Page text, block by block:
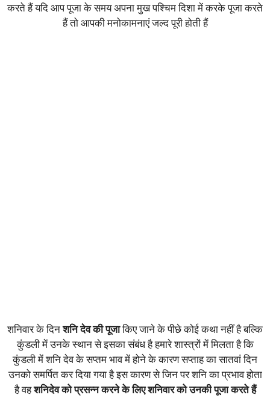
करते हैं यदि आप पूजा के समय अपना मुख पश्चिम दिशा में करके पूजा करते
हैं तो आपकी मनोकामनाएं जल्द पूरी होती हैं
शनिवार के दिनशनि देव की पूजाकिए जाने के पीछे कोई कथा नहीं है बल्कि
कुंडली में उनके स्थान से इसका संबंध है हमारे शास्त्रों में मिलता है कि
कुंडली में शनि देव के सप्तम भाव में होने के कारण सप्ताह का सातवां दिन
उनको समर्पित कर दिया गया है इस कारण से जिन पर शनि का प्रभाव होता
है वहशनिदेव को प्रसन्न करने के लिए शनिवार को उनकी पूजा करते हैं